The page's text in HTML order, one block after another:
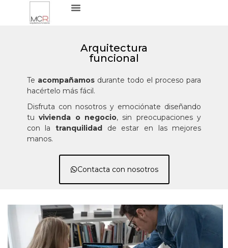
Arquitectura
funcional
Te acompañamosdurante todo el proceso para
hacértelo más fácil.
Disfruta con nosotros y emociónate diseñando
tuvivienda o negocio, sin preocupaciones y
con latranquilidad de estar en las mejores
manos.
Contacta con nosotros